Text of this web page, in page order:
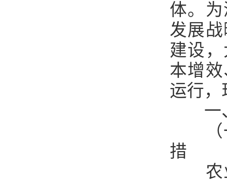
体。
发展
建设
本增
运行，
一
措